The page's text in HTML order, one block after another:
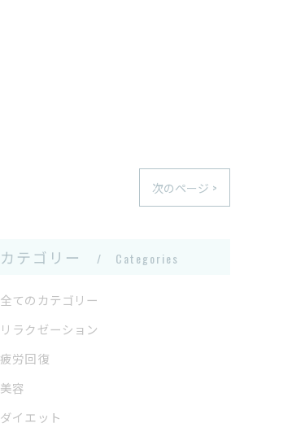
次のページ >
カテゴリー Categories
全てのカテゴリー
リラクゼーション
疲労回復
美容
ダイエット